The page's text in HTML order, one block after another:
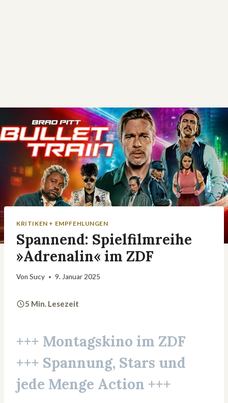
KRITIKEN + EMPFEHLUNGEN
Spannend: Spielfilmreihe
»Adrenalin« im ZDF
Von Sucy 9. Januar 2025
5 Min. Lesezeit
+++ Montagskino im ZDF
+++ Spannung, Stars und
jede Menge Action +++